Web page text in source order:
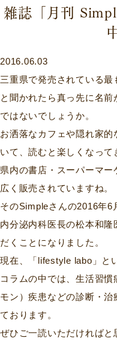
雑誌「月刊
2016.06.03
三重県で発売されている
と聞かれたら真っ先に名
ではないでしょうか。
お洒落なカフェや隠れ家
いて、読むと楽しくなって
県内の書店・スーパーマ
広く販売されていますね。
そのSimpleさんの2016年6
内分泌内科医長の松本和
だくことになりました。
現在、「lifestyle labo」と
コラムの中では、生活習
モン）疾患などの診断・
ております。
ぜひご一読いただければと